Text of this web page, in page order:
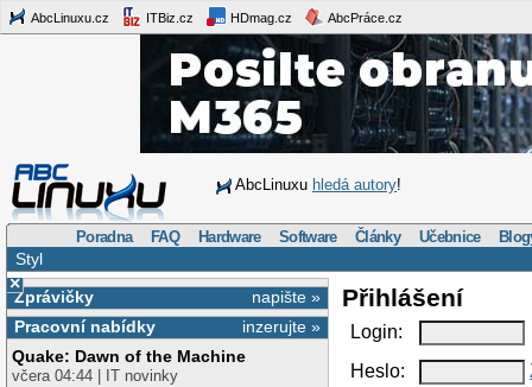
AbcLinuxu.cz ITBiz.cz HDmag.cz AbcPráce.cz
AbcLinuxu hledá autory!
Poradna FAQ Hardware Software Články Učebnice
Styl
×
napište »
Zprávičky
inzerujte »
Pracovní nabídky
Quake: Dawn of the Machine
včera 04:44 | IT novinky
Přihlášení
Login:
Heslo: